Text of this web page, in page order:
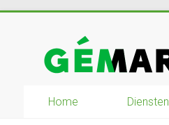
GEMAR
natuurbouw
Home Diensten